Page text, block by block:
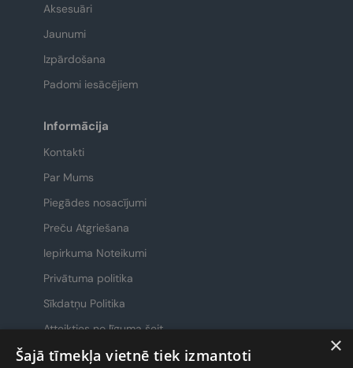
Aksesuāri
Jaunumi
Izpārdošana
Padomi iesācējiem
Informācija
Kontakti
Par Mums
Piegādes nosacījumi
Preču Atgriešana
Iepirkuma Noteikumi
Privātuma politika
Sīkdatņu Politika
Atteikties no līguma šeit
×
Šajā tīmekļa vietnē tiek izmantoti